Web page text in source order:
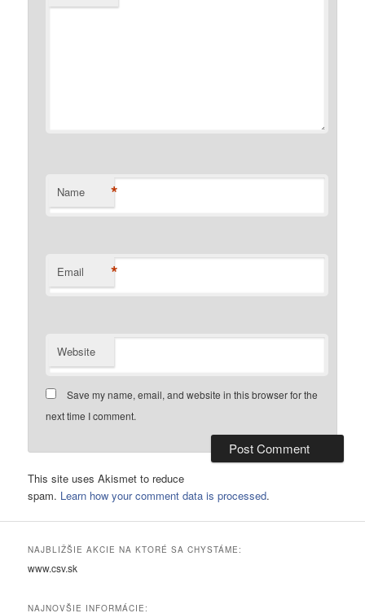
Name *
Email *
Website
Save my name, email, and website in this browser for the
next time I comment.
This site uses Akismet to reduce
spam. Learn how your comment data is processed.
NAJBLIŽŠIE AKCIE NA KTORÉ SA CHYSTÁME:
www.csv.sk
NAJNOVŠIE INFORMÁCIE: